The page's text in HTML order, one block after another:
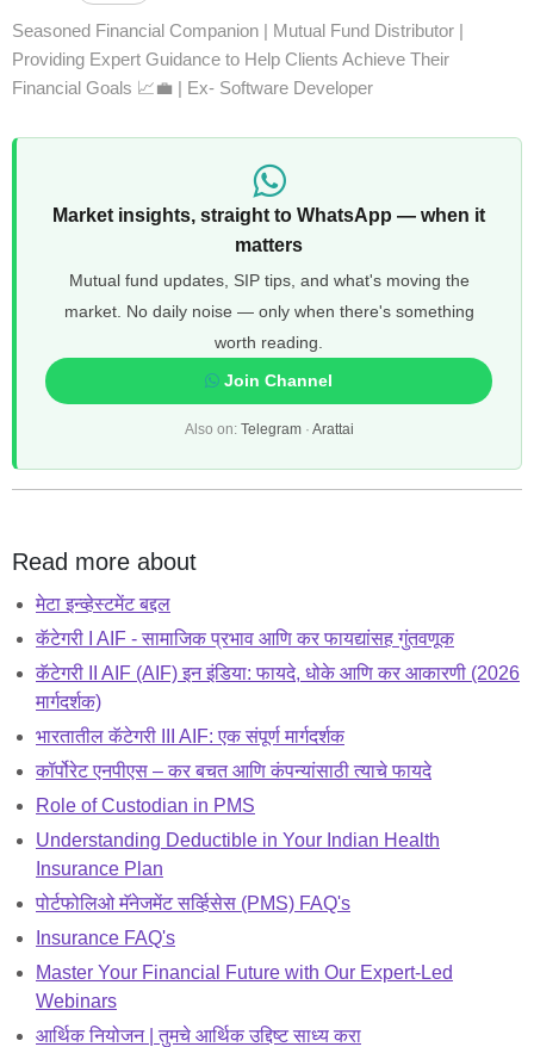
Seasoned Financial Companion | Mutual Fund Distributor |
Providing Expert Guidance to Help Clients Achieve Their
Financial Goals 📈💼 | Ex- Software Developer
Market insights, straight to WhatsApp — when it
matters
Mutual fund updates, SIP tips, and what's moving the
market. No daily noise — only when there's something
worth reading.
Join Channel
Also on: Telegram· Arattai
Read more about
मेटा इन्व्हेस्टमेंट बद्दल
कॅटेगरी I AIF - सामाजिक प्रभाव आणि कर फायद्यांसह गुंतवणूक
कॅटेगरी II AIF (AIF) इन इंडिया: फायदे, धोके आणि कर आकारणी (2026
मार्गदर्शक)
भारतातील कॅटेगरी III AIF: एक संपूर्ण मार्गदर्शक
कॉर्पोरेट एनपीएस – कर बचत आणि कंपन्यांसाठी त्याचे फायदे
Role of Custodian in PMS
Understanding Deductible in Your Indian Health
Insurance Plan
पोर्टफोलिओ मॅनेजमेंट सर्व्हिसेस (PMS) FAQ's
Insurance FAQ's
Master Your Financial Future with Our Expert-Led
Webinars
आर्थिक नियोजन | तुमचे आर्थिक उद्दिष्ट साध्य करा